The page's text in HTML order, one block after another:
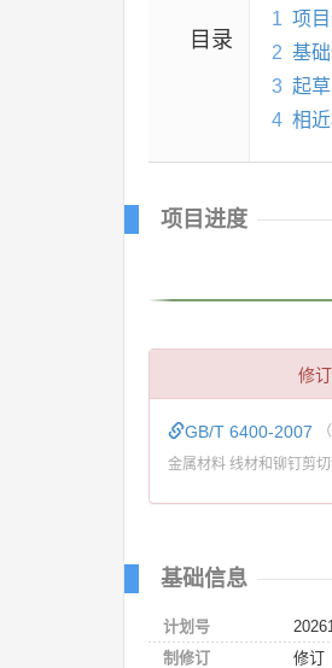
目录
1 项
2 基
3 起
4 相
项目进度
修
GB/T 6400-2007
金属材料 线材和铆钉剪
基础信息
计划号
制修订
修订